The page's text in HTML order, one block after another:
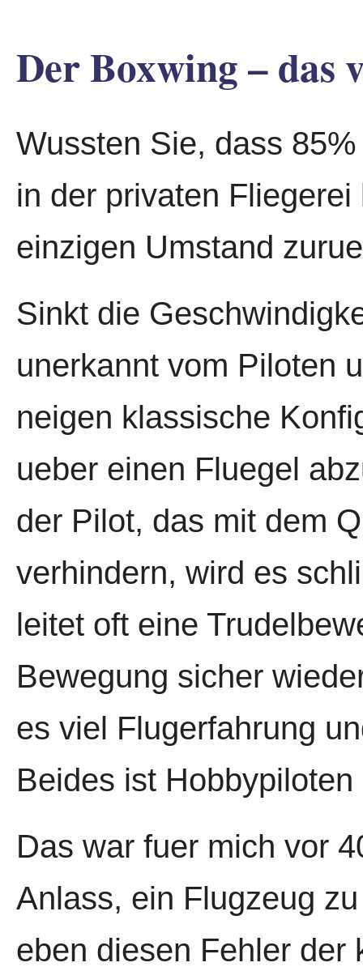
Der Boxwing – das
Wussten Sie, dass
in der privaten
einzigen Umstand
Sinkt die
unerkannt vom Piloten
neigen klassische
ueber einen Fluegel
der Pilot, das mit dem
verhindern, wird es
leitet oft eine
Bewegung sicher
es viel Flugerfahrung
Beides ist
Das war fuer mich vor
Anlass, ein Flugzeug
eben diesen Fehler der